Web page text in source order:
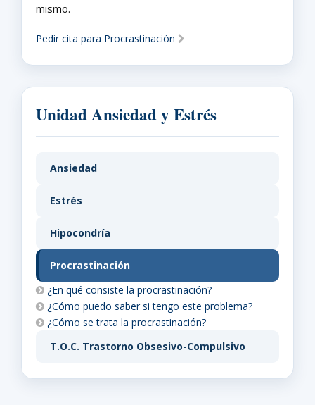
mismo.
Pedir cita para Procrastinación
Unidad Ansiedad y Estrés
Ansiedad
Estrés
Hipocondría
Procrastinación
¿En qué consiste la procrastinación?
¿Cómo puedo saber si tengo este problema?
¿Cómo se trata la procrastinación?
T.O.C. Trastorno Obsesivo-Compulsivo